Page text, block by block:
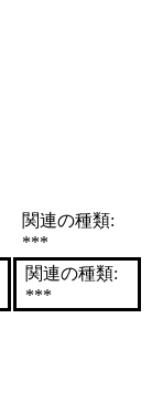
関連の種類:
***
関連の種類:
***